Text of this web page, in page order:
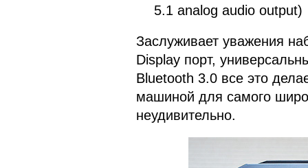
5.1 analog audio output)
Заслуживает уважения
Display порт,
Bluetooth 3.0 все это
машиной для самого
неудивительно.